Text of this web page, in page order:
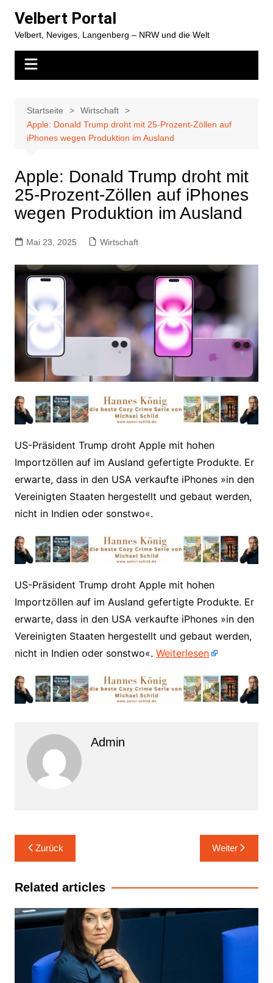
Inhalt
springen
Velbert Portal
Velbert, Neviges, Langenberg – NRW und die Welt
Startseite
Wirtschaft
Apple: Donald Trump droht mit 25-Prozent-Zöllen auf
iPhones wegen Produktion im Ausland
Apple: Donald Trump droht mit
25-Prozent-Zöllen auf iPhones
wegen Produktion im Ausland
Mai 23, 2025 Wirtschaft
US-Präsident Trump droht Apple mit hohen
Importzöllen auf im Ausland gefertigte Produkte. Er
erwarte, dass in den USA verkaufte iPhones »in den
Vereinigten Staaten hergestellt und gebaut werden,
nicht in Indien oder sonstwo«.
​US-Präsident Trump droht Apple mit hohen
Importzöllen auf im Ausland gefertigte Produkte. Er
erwarte, dass in den USA verkaufte iPhones »in den
Vereinigten Staaten hergestellt und gebaut werden,
nicht in Indien oder sonstwo«. Weiterlesen
Admin
Beitrags-
Navigation
Zurück Weiter
Related articles